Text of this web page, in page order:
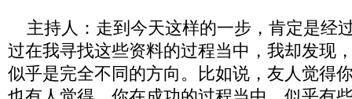
主持人：走到今天这样的一步，肯定是经
过在我寻找这些资料的过程当中，我却发现
似乎是完全不同的方向。比如说，友人觉得